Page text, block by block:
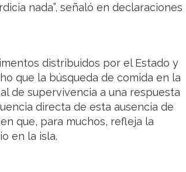
nada”, señaló en declaraciones
distribuidos por el Estado y
que la búsqueda de comida en la
de supervivencia a una respuesta
directa de esta ausencia de
que, para muchos, refleja la
en la isla.